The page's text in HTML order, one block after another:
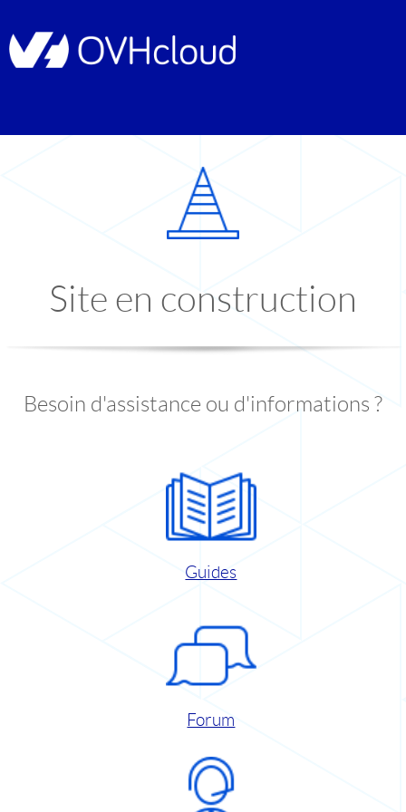
Site en construction
Besoin d'assistance ou d'informations ?
Guides
Forum